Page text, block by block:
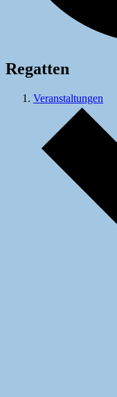
Regatten
Veranstaltungen